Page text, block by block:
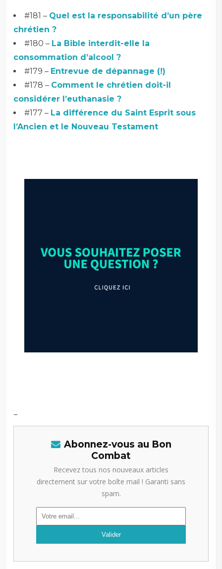
#181 – Quel est la responsabilité d’un père
chrétien ?
#180 – La Bible interdit-elle la
consommation d’alcool ?
#179 – Entrevue de dépannage (!)
#178 – Comment le chrétien doit-il
considérer l’euthanasie ?
#177 – La différence du Saint Esprit sous
l’Ancien et le Nouveau Testament
–
Abonnez-vous au Bon
Combat
Recevez tous nos nouveaux articles
directement sur votre boîte mail ! Garanti sans
spam.